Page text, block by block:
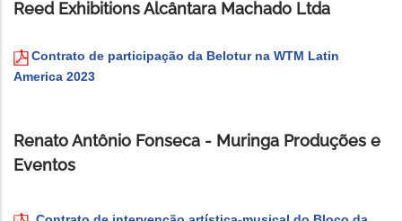
Reed Exhibitions Alcântara Machado Ltda
Contrato de participação da Belotur na WTM Latin
America 2023
Renato Antônio Fonseca - Muringa Produções e
Eventos